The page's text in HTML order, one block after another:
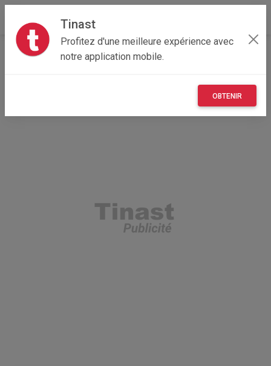
Tinast
Profitez d'une meilleure expérience avec
notre application mobile.
OBTENIR
Accueil Recherche
Nouvelle-Aquitaine